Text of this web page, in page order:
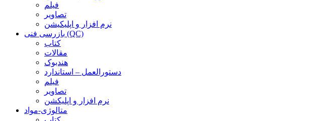
فیلم
تصاویر
نرم افزار و اپلیکیشن
بازرسی فنی (QC)
کتاب
مقالات
هندبوک
دستورالعمل – استاندارد
فیلم
تصاویر
نرم افزار و اپلیکشن
متالوژی-مواد